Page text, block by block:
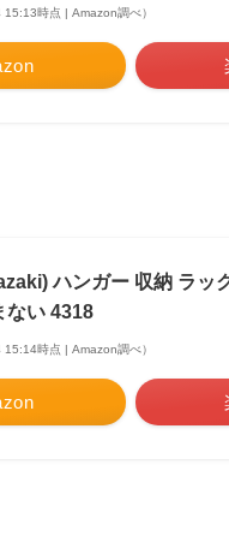
15:13時点 | Amazon調べ）
ハンガー 収納 ラ
ない 4318
15:14時点 | Amazon調べ）